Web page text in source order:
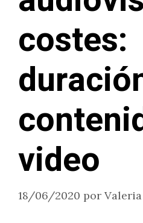
costes:
video
18/06/2020 por Valeria